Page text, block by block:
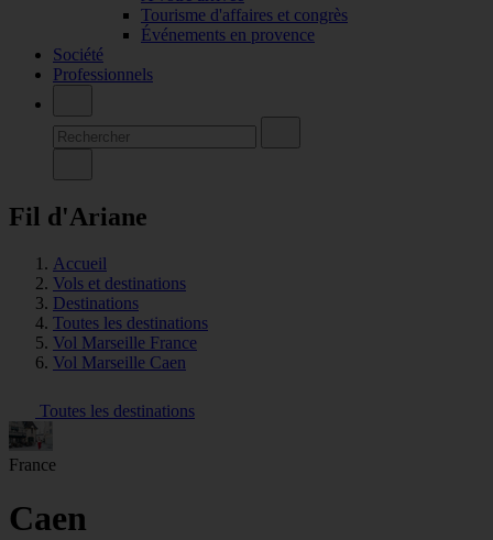
Tourisme d'affaires et congrès
Événements en provence
Société
Professionnels
Fil d'Ariane
Accueil
Vols et destinations
Destinations
Toutes les destinations
Vol Marseille France
Vol Marseille Caen
Toutes les destinations
France
Caen